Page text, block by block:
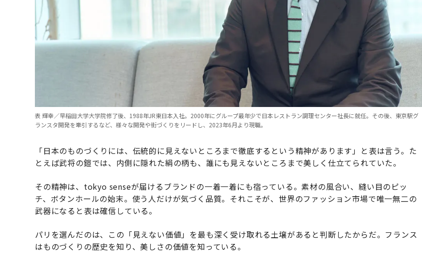
表 輝幸／早稲田大学大学院修了後、1988年JR東日本入社。2000年にグループ最年少で日本レストラン調理センター社長に就任。その後、東京駅グ
ランスタ開発を牽引するなど、様々な開発や街づくりをリードし、2023年6月より現職。
「日本のものづくりには、伝統的に見えないところまで徹底するという精神があります」と表は言う。た
とえば武将の鎧では、内側に隠れた絹の柄も、誰にも見えないところまで美しく仕立てられていた。
その精神は、tokyo senseが届けるブランドの一着一着にも宿っている。素材の風合い、縫い目のピッ
チ、ボタンホールの始末。使う人だけが気づく品質。それこそが、世界のファッション市場で唯一無二の
武器になると表は確信している。
パリを選んだのは、この「見えない価値」を最も深く受け取れる土壌があると判断したからだ。フランス
はものづくりの歴史を知り、美しさの価値を知っている。